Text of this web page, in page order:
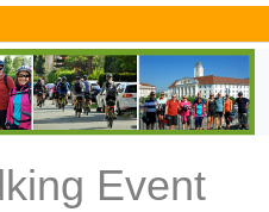
Event